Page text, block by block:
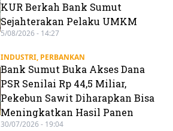
KUR Berkah Bank Sumut
Sejahterakan Pelaku UMKM
5/08/2026 - 14:27
INDUSTRI, PERBANKAN
Bank Sumut Buka Akses Dana
PSR Senilai Rp 44,5 Miliar,
Pekebun Sawit Diharapkan Bisa
Meningkatkan Hasil Panen
30/07/2026 - 19:04